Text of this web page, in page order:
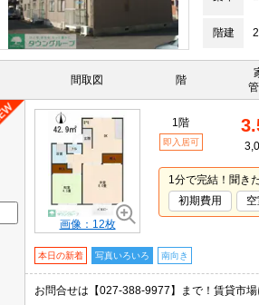
階建
間取図 階
画像：12枚
1階
即入居可
1分で完結！聞き
初期費用
本日の新着 写真いろいろ 南向き